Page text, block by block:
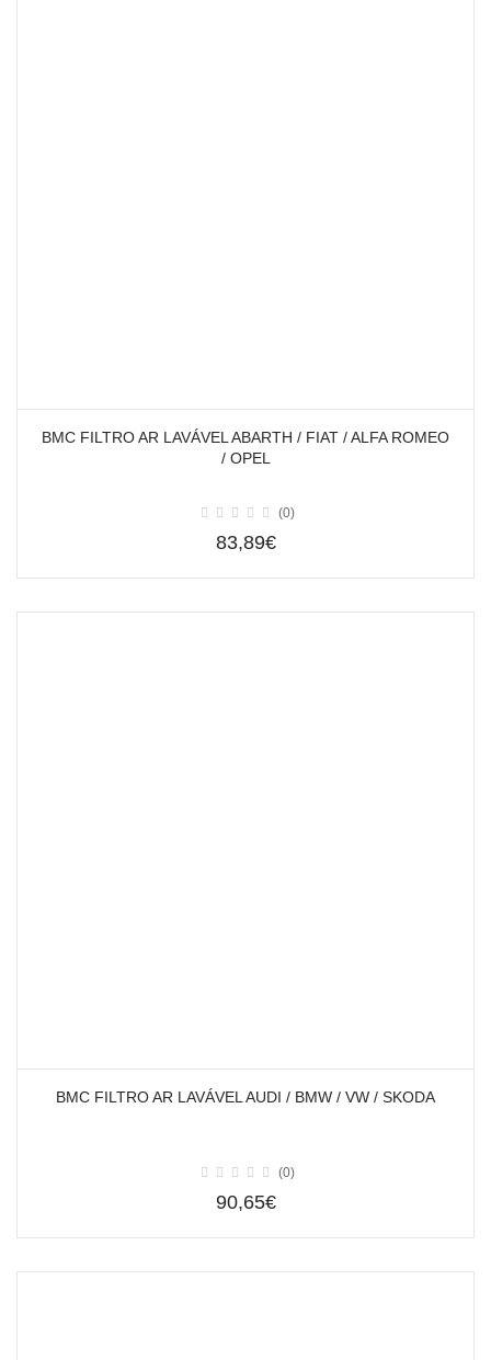
BMC FILTRO AR LAVÁVEL ABARTH / FIAT / ALFA ROMEO
/ OPEL
(0)
83,89€
BMC FILTRO AR LAVÁVEL AUDI / BMW / VW / SKODA
(0)
90,65€